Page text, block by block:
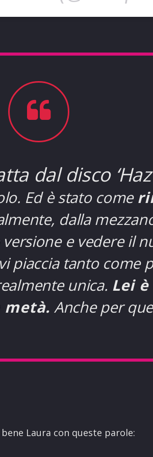
dal disco
Ed è stato come
dalla
e vedere il
piaccia tanto come
unica. Lei
metà. Anche per
Laura con queste parole: